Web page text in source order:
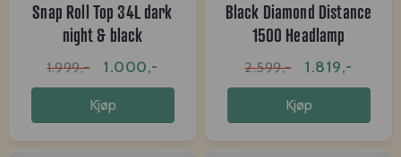
Snap Roll Top 34L dark
night & black
1.999,- 1.000,-
Kjøp
Black Diamond Distance
1500 Headlamp
2.599,- 1.819,-
Kjøp